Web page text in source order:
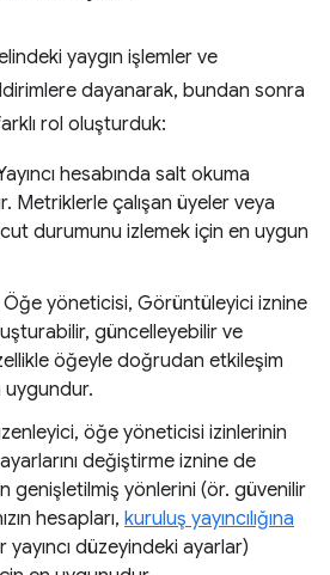
yaygın işlemler ve
dayanarak, bundan sonra
rol oluşturduk:
hesabında salt okuma
Metriklerle çalışan üyeler veya
durumunu izlemek için en uygun
Öğe yöneticisi, Görüntüleyici iznine
güncelleyebilir ve
öğeyle doğrudan etkileşim
uygundur.
öğe yöneticisi izinlerinin
ayarlarını değiştirme iznine de
genişletilmiş yönlerini (ör. güvenilir
hesapları, kuruluş yayıncılığına
düzeyindeki ayarlar)